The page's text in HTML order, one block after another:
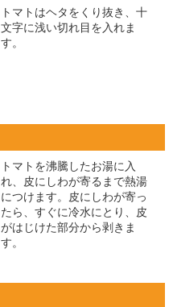
トマトはヘタをくり抜き、十
文字に浅い切れ目を入れま
す。
トマトを沸騰したお湯に入
れ、皮にしわが寄るまで熱湯
につけます。皮にしわが寄っ
たら、すぐに冷水にとり、皮
がはじけた部分から剥きま
す。